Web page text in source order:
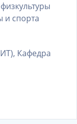
и спорта
Кафедра